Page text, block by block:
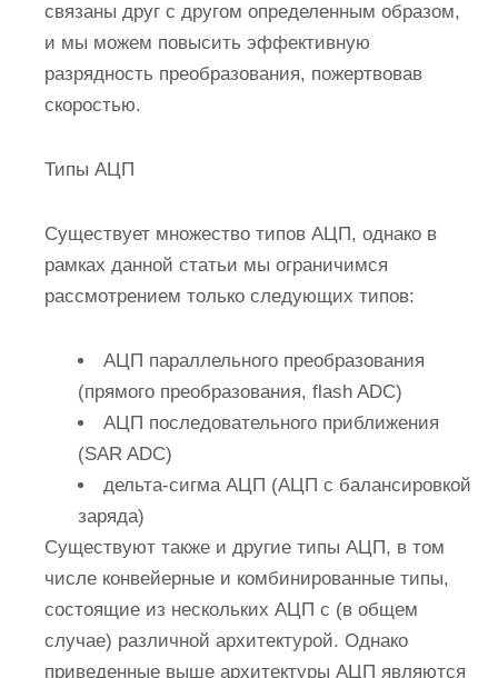
связаны друг с другом определенным образом,
и мы можем повысить эффективную
разрядность преобразования, пожертвовав
скоростью.
Типы АЦП
Существует множество типов АЦП, однако в
рамках данной статьи мы ограничимся
рассмотрением только следующих типов:
АЦП параллельного преобразования
(прямого преобразования, flash ADC)
АЦП последовательного приближения
(SAR ADC)
дельта-сигма АЦП (АЦП с балансировкой
заряда)
Существуют также и другие типы АЦП, в том
числе конвейерные и комбинированные типы,
состоящие из нескольких АЦП с (в общем
случае) различной архитектурой. Однако
приведенные выше архитектуры АЦП являются